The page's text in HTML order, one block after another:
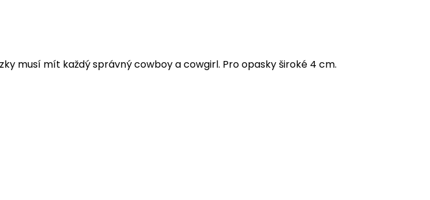
musí mít každý správný cowboy a cowgirl. Pro opasky široké 4 cm.